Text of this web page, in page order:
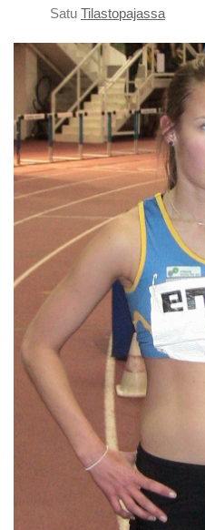
Satu Tilastopajassa